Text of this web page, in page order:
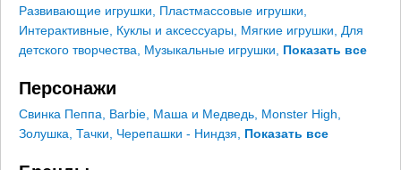
Развивающие игрушки Пластмассовые игрушки
Интерактивные Куклы и аксессуары Мягкие игрушки
Для
детского творчества
Музыкальные игрушки Показать все
Персонажи
Свинка Пеппа Barbie Маша и Медведь Monster High
Золушка Тачки Черепашки - Ниндзя Показать все